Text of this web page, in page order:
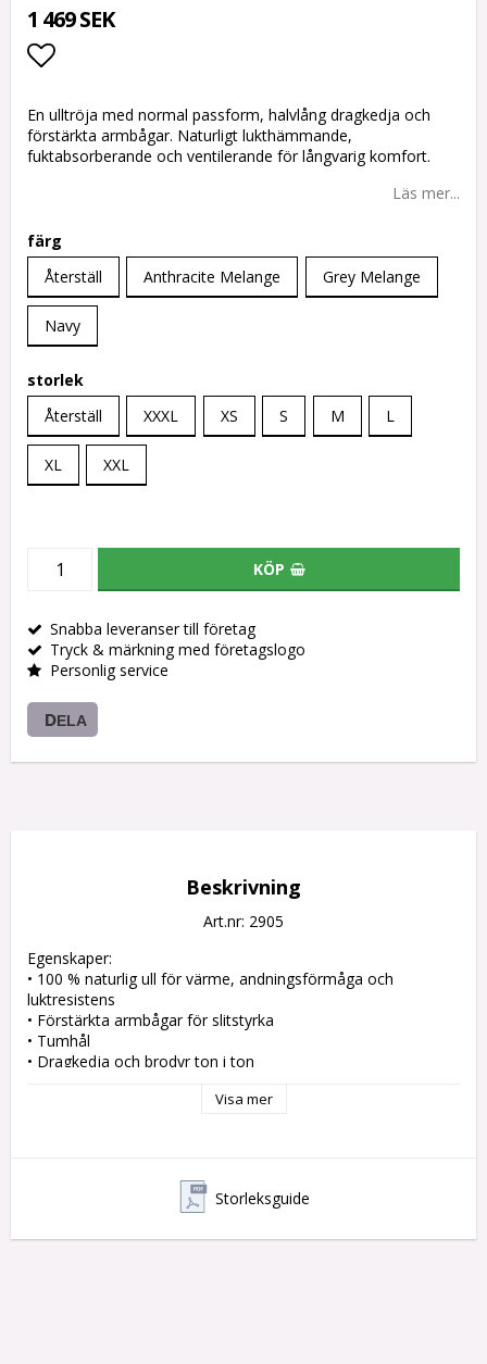
1 469 SEK
Lägg till i favoritlistan
En ulltröja med normal passform, halvlång dragkedja och
förstärkta armbågar. Naturligt lukthämmande,
fuktabsorberande och ventilerande för långvarig komfort.
Läs mer...
färg
Återställ
Anthracite Melange Grey Melange
Navy
storlek
Återställ
XXXL XS S M L
XL XXL
KÖP
Snabba leveranser till företag
Tryck & märkning med företagslogo
Personlig service
DELA
Beskrivning
Art.nr: 2905
Egenskaper:
• 100 % naturlig ull för värme, andningsförmåga och
luktresistens
• Förstärkta armbågar för slitstyrka
• Tumhål
• Dragkedja och brodyr ton i ton
Visa mer
Storleksguide